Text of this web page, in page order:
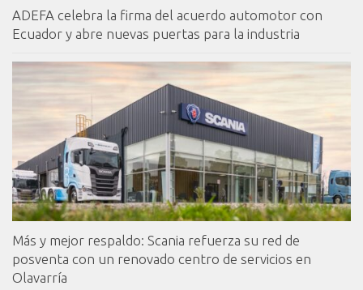
ADEFA celebra la firma del acuerdo automotor con
Ecuador y abre nuevas puertas para la industria
Más y mejor respaldo: Scania refuerza su red de
posventa con un renovado centro de servicios en
Olavarría